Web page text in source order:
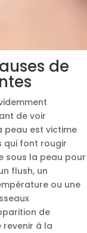
de
de voir
peau est victime
qui font rougir
sous la peau pour
flush, un
ou une
de
revenir à la